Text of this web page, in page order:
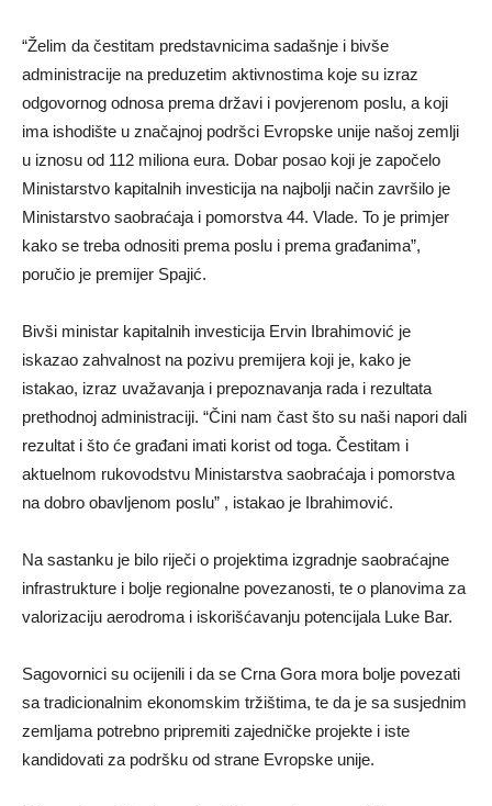
“Želim da čestitam predstavnicima sadašnje i bivše
administracije na preduzetim aktivnostima koje su izraz
odgovornog odnosa prema državi i povjerenom poslu, a koji
ima ishodište u značajnoj podršci Evropske unije našoj zemlji
u iznosu od 112 miliona eura. Dobar posao koji je započelo
Ministarstvo kapitalnih investicija na najbolji način završilo je
Ministarstvo saobraćaja i pomorstva 44. Vlade. To je primjer
kako se treba odnositi prema poslu i prema građanima”,
poručio je premijer Spajić.
Bivši ministar kapitalnih investicija Ervin Ibrahimović je
iskazao zahvalnost na pozivu premijera koji je, kako je
istakao, izraz uvažavanja i prepoznavanja rada i rezultata
prethodnoj administraciji. “Čini nam čast što su naši napori dali
rezultat i što će građani imati korist od toga. Čestitam i
aktuelnom rukovodstvu Ministarstva saobraćaja i pomorstva
na dobro obavljenom poslu” , istakao je Ibrahimović.
Na sastanku je bilo riječi o projektima izgradnje saobraćajne
infrastrukture i bolje regionalne povezanosti, te o planovima za
valorizaciju aerodroma i iskorišćavanju potencijala Luke Bar.
Sagovornici su ocijenili i da se Crna Gora mora bolje povezati
sa tradicionalnim ekonomskim tržištima, te da je sa susjednim
zemljama potrebno pripremiti zajedničke projekte i iste
kandidovati za podršku od strane Evropske unije.